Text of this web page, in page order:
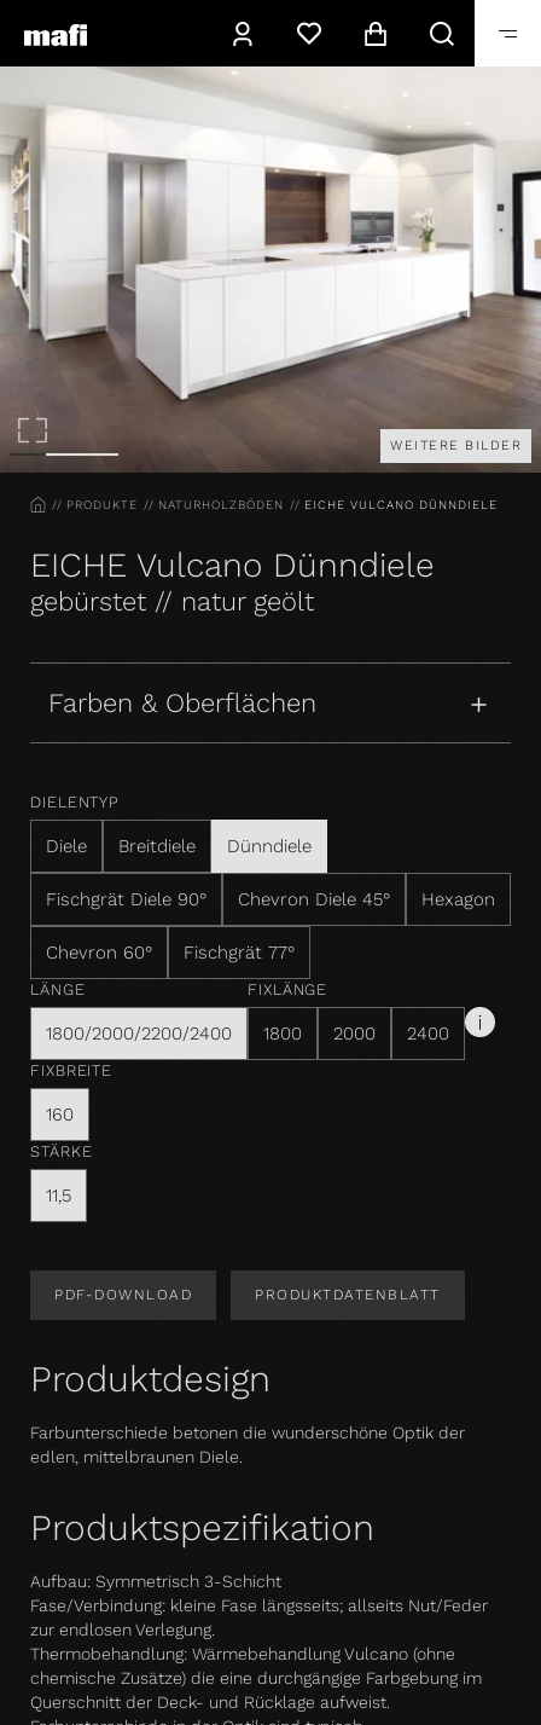
WEITERE BILDER
HOMEPRODUKTE NATURHOLZBÖDEN EICHE VULCANO DÜNNDIELE
EICHE Vulcano Dünndiele
gebürstet // natur geölt
Farben & Oberflächen
DIELENTYP
Diele Breitdiele Dünndiele
Fischgrät Diele 90° Chevron Diele 45° Hexagon
Chevron 60° Fischgrät 77°
LÄNGE
1800/2000/2200/2400
FIXLÄNGE
1800 2000 2400
FIXBREITE
160
STÄRKE
11,5
PDF-DOWNLOAD PRODUKTDATENBLATT
Produktdesign
Farbunterschiede betonen die wunderschöne Optik der
edlen, mittelbraunen Diele.
Produktspezifikation
Aufbau: Symmetrisch 3-Schicht
Fase/Verbindung: kleine Fase längsseits; allseits Nut/Feder
zur endlosen Verlegung.
Thermobehandlung: Wärmebehandlung Vulcano (ohne
chemische Zusätze) die eine durchgängige Farbgebung im
Querschnitt der Deck- und Rücklage aufweist.